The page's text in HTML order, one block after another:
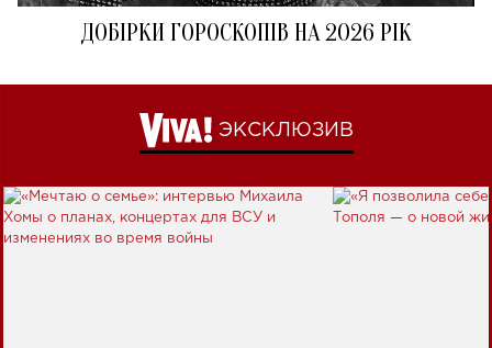
ДОБІРКИ ГОРОСКОПІВ НА 2026 РІК
ЭКСКЛЮЗИВ